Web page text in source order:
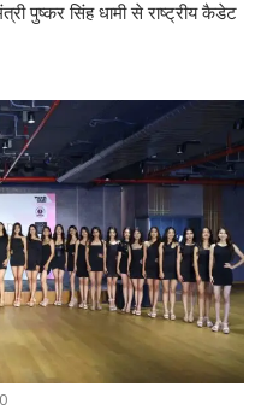
पुष्कर सिंह धामी से राष्ट्रीय कैडेट
0